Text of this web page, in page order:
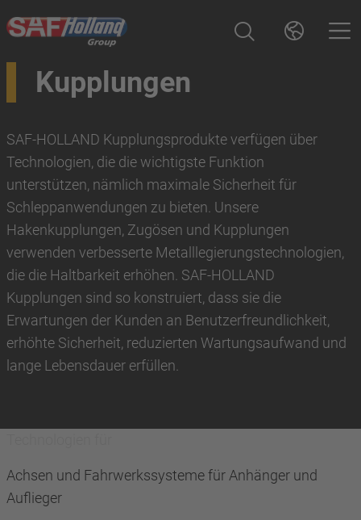
Kupplungen
SAF-HOLLAND Kupplungsprodukte verfügen über
Technologien, die die wichtigste Funktion
unterstützen, nämlich maximale Sicherheit für
Schleppanwendungen zu bieten. Unsere
Hakenkupplungen, Zugösen und Kupplungen
verwenden verbesserte Metalllegierungstechnologien,
die die Haltbarkeit erhöhen. SAF-HOLLAND
Kupplungen sind so konstruiert, dass sie die
Erwartungen der Kunden an Benutzerfreundlichkeit,
erhöhte Sicherheit, reduzierten Wartungsaufwand und
lange Lebensdauer erfüllen.
Achsen und Fahrwerkssysteme für Anhänger und
Auflieger